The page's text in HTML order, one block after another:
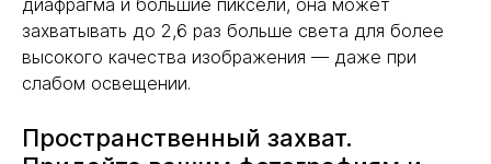
диафрагма и большие пиксели, она может
захватывать до 2,6 раз больше света для более
высокого качества изображения — даже при
слабом освещении.
Пространственный захват.